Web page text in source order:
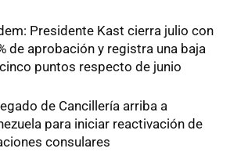
Presidente Kast cierra julio con
de aprobación y registra una baja
puntos respecto de junio
de Cancillería arriba a
para iniciar reactivación de
consulares